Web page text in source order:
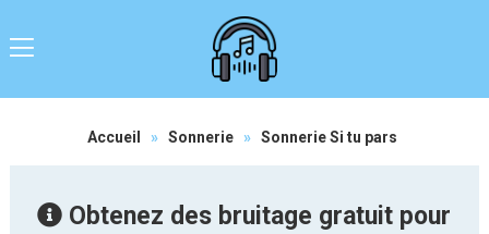
Accueil » Sonnerie » Sonnerie Si tu pars
Obtenez des bruitage gratuit pour